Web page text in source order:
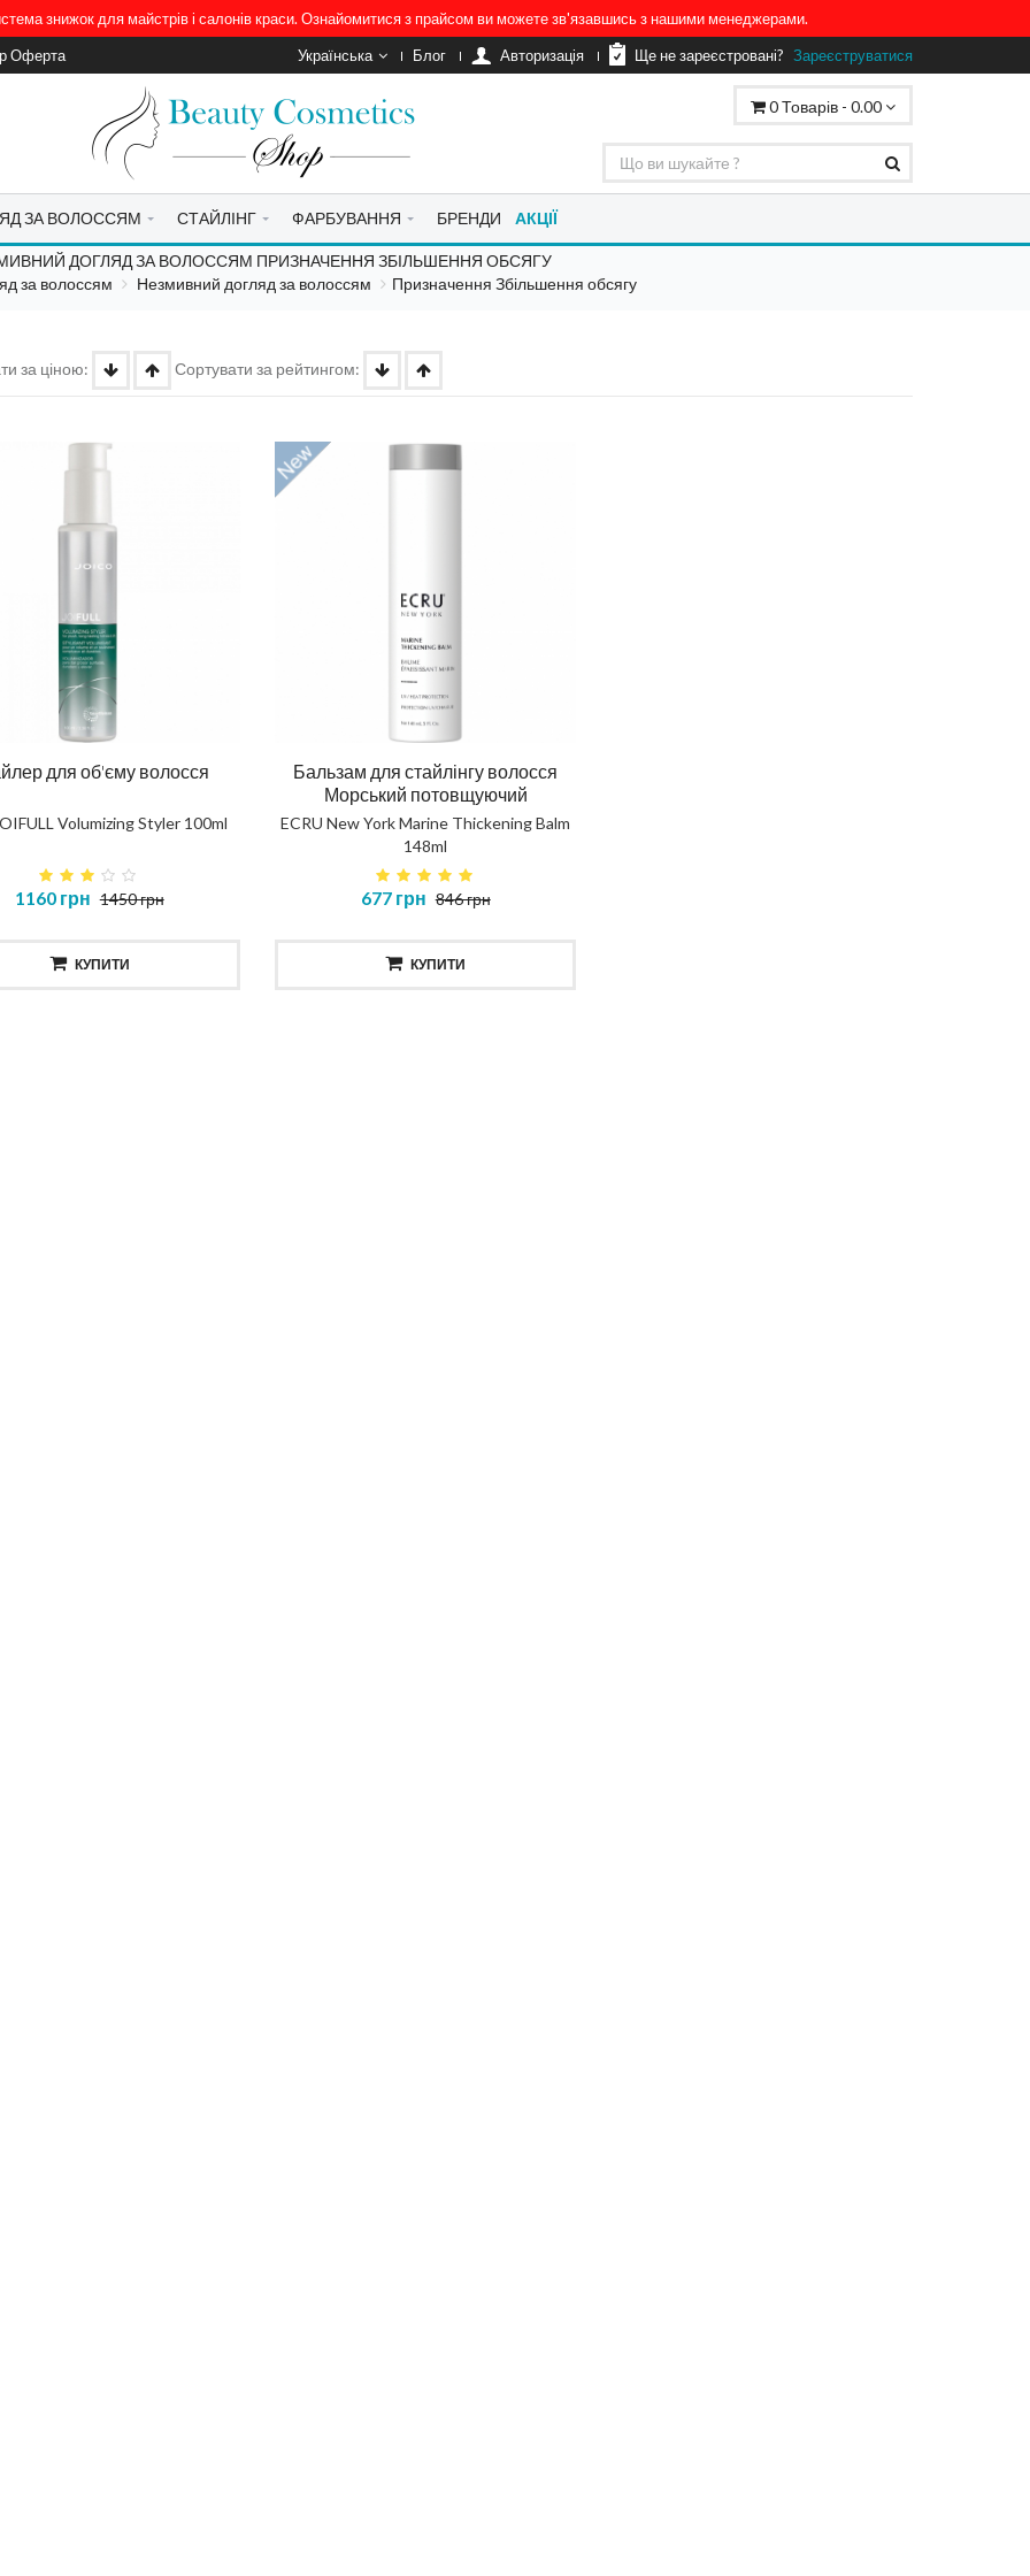
знижок для майстрів і салонів краси. Ознайомитися з прайсом ви можете зв'язавшись з нашими менеджерами.
Оферта Українська Блог Aвторизація Ще не зареєстровані? Зареєструватися
0Товарів - 0.00
ЗА ВОЛОССЯМ СТАЙЛІНГ ФАРБУВАННЯ БРЕНДИ АКЦІЇ
ДОГЛЯД ЗА ВОЛОССЯМ ПРИЗНАЧЕННЯ ЗБІЛЬШЕННЯ ОБСЯГУ
за волоссям Незмивний догляд за волоссям Призначення Збільшення обсягу
за ціною: Сортувати за рейтингом:
для об'єму волосся
Volumizing Styler 100ml
1160 грн 1450 грн
КУПИТИ
Бальзам для стайлінгу волосся
Морський потовщуючий
ECRU New York Marine Thickening Balm
148ml
677 грн 846 грн
КУПИТИ